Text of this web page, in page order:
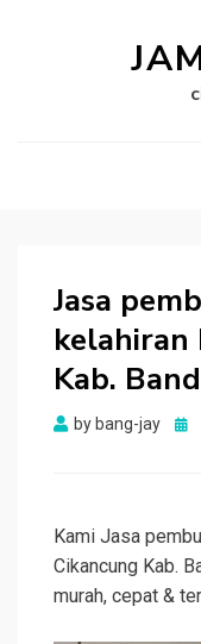
Jasa
kelahiran
Kab.
by bang-jay
Kami Jasa
Cikancung Kab.
murah, cepat &